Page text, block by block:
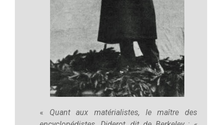
« Quant aux matérialistes, le maître des